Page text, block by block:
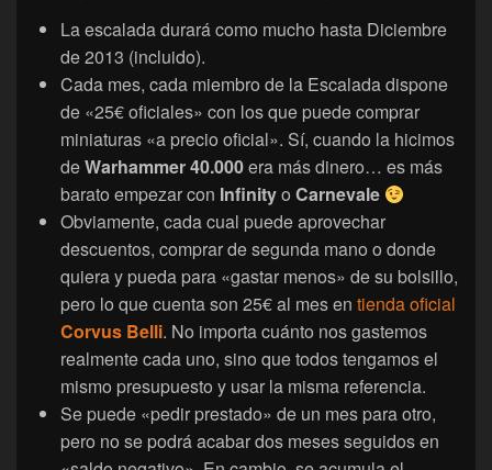
La escalada durará como mucho hasta Diciembre
de 2013 (incluido).
Cada mes, cada miembro de la Escalada dispone
de «25€ oficiales» con los que puede comprar
miniaturas «a precio oficial». Sí, cuando la hicimos
deWarhammer 40.000era más dinero… es más
barato empezar con Infinityo Carnevale
Obviamente, cada cual puede aprovechar
descuentos, comprar de segunda mano o donde
quiera y pueda para «gastar menos» de su bolsillo,
pero lo que cuenta son 25€ al mes en tienda oficial
Corvus Belli. No importa cuánto nos gastemos
realmente cada uno, sino que todos tengamos el
mismo presupuesto y usar la misma referencia.
Se puede «pedir prestado» de un mes para otro,
pero no se podrá acabar dos meses seguidos en